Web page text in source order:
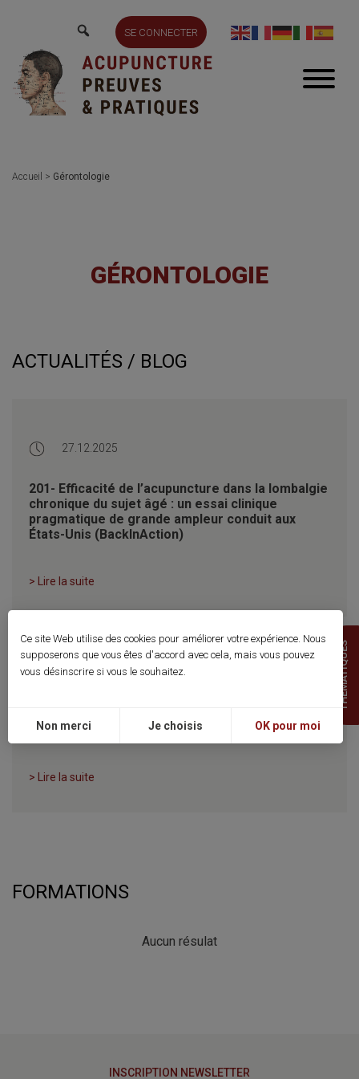
SE CONNECTER
Accueil > Gérontologie
GÉRONTOLOGIE
ACTUALITÉS / BLOG
27.12.2025
201- Efficacité de l’acupuncture dans la lombalgie
chronique du sujet âgé : un essai clinique
pragmatique de grande ampleur conduit aux
États-Unis (BackInAction)
> Lire la suite
47- Fil d’actualité en acupuncture/ 𝑠𝑒𝑚𝑎𝑖𝑛𝑒 18
> Lire la suite
FORMATIONS
Aucun résulat
INSCRIPTION NEWSLETTER
THEMATIQUES
Ce site Web utilise des cookies pour améliorer votre expérience. Nous
supposerons que vous êtes d'accord avec cela, mais vous pouvez
vous désinscrire si vous le souhaitez.
Non merci Je choisis OK pour moi